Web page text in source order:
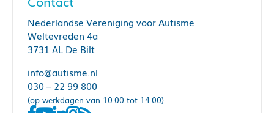
Nederlandse Vereniging voor Autisme
Weltevreden 4a
3731 AL De Bilt
info@autisme.nl
030 – 22 99 800
(op werkdagen van 10.00 tot 14.00)